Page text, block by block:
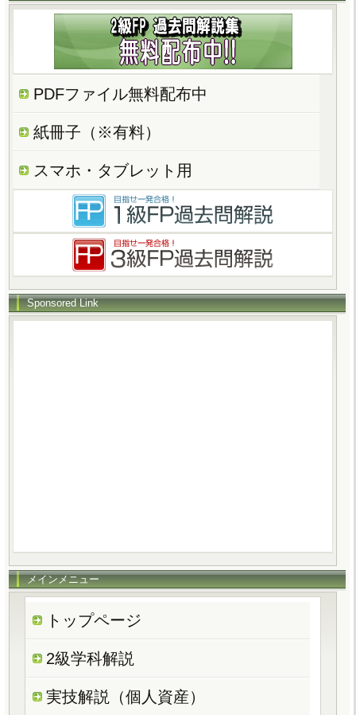
PDFファイル無料配布中
紙冊子（※有料）
スマホ・タブレット用
Sponsored Link
メインメニュー
トップページ
2級学科解説
実技解説（個人資産）